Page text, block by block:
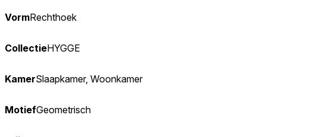
VormRechthoek
CollectieHYGGE
KamerSlaapkamer, Woonkamer
MotiefGeometrisch